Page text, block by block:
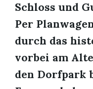
Schloss und
Per
durch das
vorbei am
den Dorfpark